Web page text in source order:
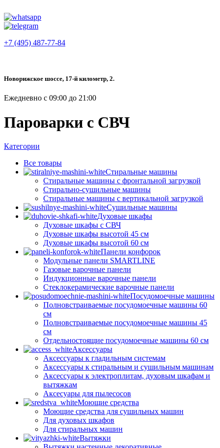
+7 (495) 487-77-84
Новорижское шоссе, 17-й километр, 2.
Ежедневно с 09:00 до 21:00
Пароварки с СВЧ
Категории
Все товары
Стиральные машины
Стиральные машины с фронтальной загрузкой
Стирально-сушильные машины
Стиральные машины с вертикальной загрузкой
Сушильные машины
Духовые шкафы
Духовые шкафы с СВЧ
Духовые шкафы высотой 45 см
Духовые шкафы высотой 60 см
Панели конфорок
Модульные панели SMARTLINE
Газовые варочные панели
Индукционные варочные панели
Стеклокерамические варочные панели
Посудомоечные машины
Полновстраиваемые посудомоечные машины 60
см
Полновстраиваемые посудомоечные машины 45
см
Отдельностоящие посудомоечные машины 60 см
Аксессуары
Аксессуары к гладильным системам
Аксессуары к стиральным и сушильным машинам
Аксессуары к электроплитам, духовым шкафам и
вытяжкам
Аксесуары для пылесосов
Моющие средства
Моющие средства для сушильных машин
Для духовых шкафов
Для стиральных машин
Вытяжки